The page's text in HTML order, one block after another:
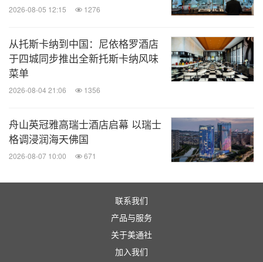
2026-08-05 12:15 1276
从托斯卡纳到中国：尼依格罗酒店
于四城同步推出全新托斯卡纳风味
菜单
2026-08-04 21:06 1356
舟山英冠雅高瑞士酒店启幕 以瑞士
格调浸润海天佛国
2026-08-07 10:00 671
联系我们
产品与服务
关于美通社
加入我们